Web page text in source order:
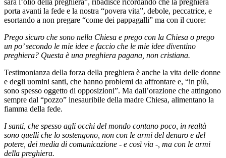
porta avanti la fede e la nostra “povera vita”, debole, peccatrice, e
esortando a non pregare “come dei pappagalli” ma con il cuore:
Prego sicuro che sono nella Chiesa e prego con la Chiesa o prego
un po’ secondo le mie idee e faccio che le mie idee diventino
preghiera? Questa è una preghiera pagana, non cristiana.
Testimonianza della forza della preghiera è anche la vita delle donne
e degli uomini santi, che hanno problemi da affrontare e, “in più,
sono spesso oggetto di opposizioni”. Ma dall’orazione che attingono
sempre dal “pozzo” inesauribile della madre Chiesa, alimentano la
fiamma della fede.
I santi, che spesso agli occhi del mondo contano poco, in realtà
sono quelli che lo sostengono, non con le armi del denaro e del
potere, dei media di comunicazione - e così via -, ma con le armi
della preghiera.